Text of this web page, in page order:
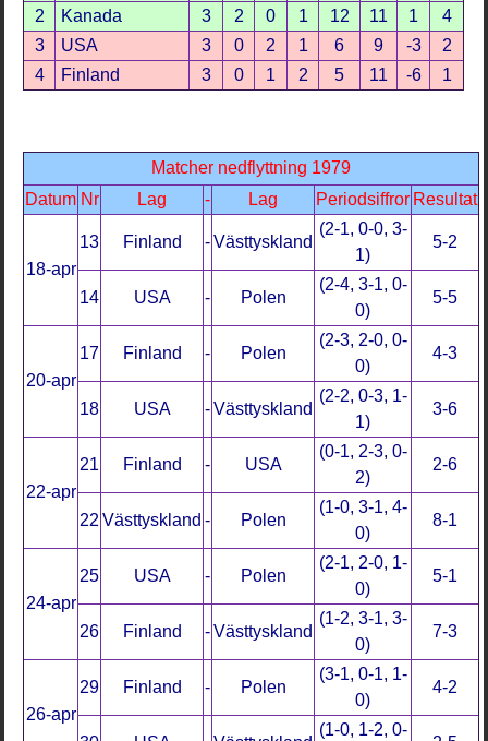
2
Kanada 3 2 0 1 12 11 1
4
3
USA 3 0 2 1 6 9 -3
2
4
Finland 3 0 1 2 5 11 -6 1
Matcher nedflyttning 1979
Datum Nr Lag - Lag Periodsiffror Resultat
18-apr
13 Finland - Västtyskland
(2-1, 0-0, 3-
1)
5-2
14 USA - Polen
(2-4, 3-1, 0-
0)
5-5
20-apr
17 Finland - Polen
(2-3, 2-0, 0-
0)
4-3
18 USA - Västtyskland
(2-2, 0-3, 1-
1)
3-6
22-apr
21 Finland - USA
(0-1, 2-3, 0-
2)
2-6
22 Västtyskland - Polen
(1-0, 3-1, 4-
0)
8-1
24-apr
25 USA - Polen
(2-1, 2-0, 1-
0)
5-1
26 Finland - Västtyskland
(1-2, 3-1, 3-
0)
7-3
26-apr
29 Finland - Polen
(3-1, 0-1, 1-
0)
4-2
(1-0, 1-2, 0-